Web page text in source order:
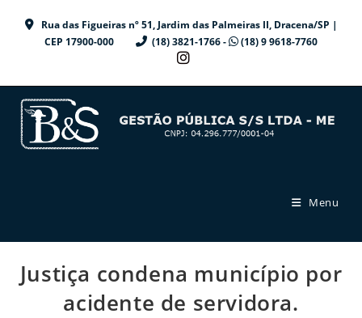
Rua das Figueiras nº 51, Jardim das Palmeiras II, Dracena/SP |
CEP 17900-000
(18) 3821-1766 - (18) 9 9618-7760
Menu
Justiça condena município por
acidente de servidora.